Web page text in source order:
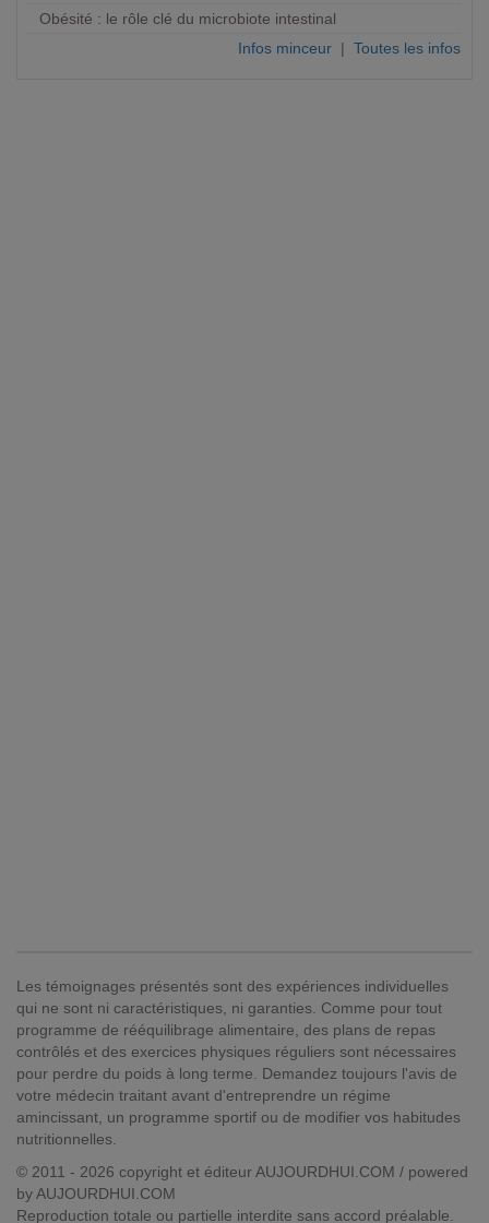
Obésité : le rôle clé du microbiote intestinal
Infos minceur | Toutes les infos
Les témoignages présentés sont des expériences individuelles
qui ne sont ni caractéristiques, ni garanties. Comme pour tout
programme de rééquilibrage alimentaire, des plans de repas
contrôlés et des exercices physiques réguliers sont nécessaires
pour perdre du poids à long terme. Demandez toujours l'avis de
votre médecin traitant avant d'entreprendre un régime
amincissant, un programme sportif ou de modifier vos habitudes
nutritionnelles.
© 2011 - 2026 copyright et éditeur AUJOURDHUI.COM / powered
by AUJOURDHUI.COM
Reproduction totale ou partielle interdite sans accord préalable.